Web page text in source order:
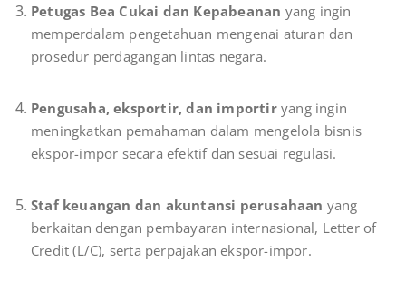
Petugas Bea Cukai dan Kepabeanan yang ingin
memperdalam pengetahuan mengenai aturan dan
prosedur perdagangan lintas negara.
Pengusaha, eksportir, dan importiryang ingin
meningkatkan pemahaman dalam mengelola bisnis
ekspor-impor secara efektif dan sesuai regulasi.
Staf keuangan dan akuntansi perusahaan yang
berkaitan dengan pembayaran internasional, Letter of
Credit (L/C), serta perpajakan ekspor-impor.